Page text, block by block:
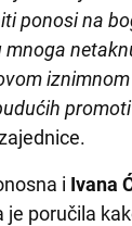
ponosi na
i Ivana
je poručila